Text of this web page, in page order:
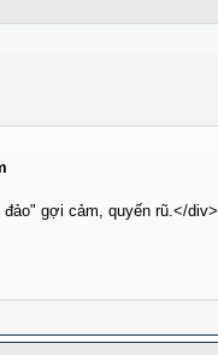
gợi cảm, quyến rũ.</div>